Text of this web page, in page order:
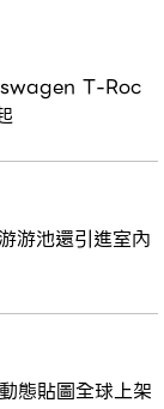
T-Roc
游池還引進室內
態貼圖全球上架